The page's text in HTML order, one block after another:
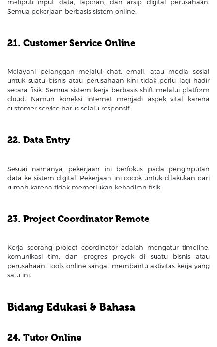
meliputi input data, laporan, dan arsip digital perusahaan.
Semua pekerjaan berbasis sistem online.
21. Customer Service Online
Melayani pelanggan melalui chat, email, atau media sosial
untuk suatu bisnis atau perusahaan kini tidak perlu lagi hadir
secara fisik. Semua sistem kerja berbasis shift melalui platform
cloud. Namun koneksi internet menjadi aspek vital karena
customer service harus selalu responsif.
22. Data Entry
Sesuai namanya, pekerjaan ini berfokus pada penginputan
data ke sistem digital. Pekerjaan ini cocok untuk dilakukan dari
rumah karena tidak memerlukan kehadiran fisik.
23. Project Coordinator Remote
Kerja seorang project coordinator adalah mengatur timeline,
komunikasi tim, dan progres proyek di suatu bisnis atau
perusahaan. Tools online sangat membantu aktivitas kerja yang
satu ini.
Bidang Edukasi & Bahasa
24. Tutor Online